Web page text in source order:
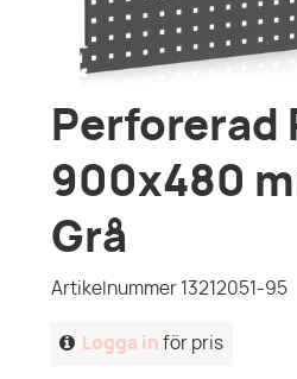
Perforerad
900x480
Grå
Artikelnummer 13212051-95
Logga in för pris